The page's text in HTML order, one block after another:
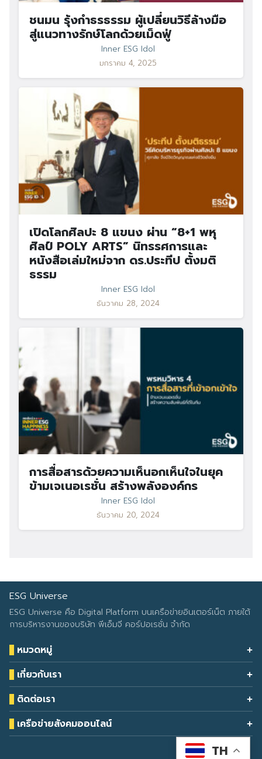
ชนมน รุ้งกำธรธรรม ผู้เปลี่ยนวิธีล้างมือ
สู่แนวทางรักษ์โลกด้วยเม็ดฟู่
Inner ESG Idol
มกราคม 4, 2025
เปิดโลกศิลปะ 8 แขนง ผ่าน “8+1 พหุ
ศิลป์ POLY ARTS” นิทรรศการและ
หนังสือเล่มใหม่จาก ดร.ประทีป ตั้งมติ
ธรรม
Inner ESG Idol
ธันวาคม 28, 2024
การสื่อสารด้วยความเห็นอกเห็นใจในยุค
ข้ามเจเนอเรชั่น สร้างพลังองค์กร
Inner ESG Idol
ธันวาคม 20, 2024
ESG Universe
ESG Universe คือ Digital Platform บนเครือข่ายอินเตอร์เน็ต ภายใต้
การบริหารงานของบริษัท พีเอ็มจี คอร์ปอเรชั่น จำกัด
หมวดหมู่
Health & Wellness
Eco Icon
ESG Data
Climate Change
ESG Report
เกี่ยวกับเรา
Our Services
About Us
Contact Us
ติดต่อเรา
โทรศัพท์: 090-549-2524
เครือข่ายสังคมออนไลน์
TH